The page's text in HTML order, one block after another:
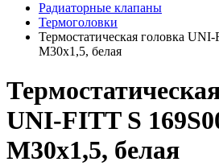
Радиаторные клапаны
Термоголовки
Термостатическая головка
М30х1,5, белая
UNI-FITT S
М30х1,5, белая